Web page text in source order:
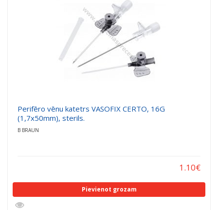
Perifēro vēnu katetrs VASOFIX CERTO, 16G
(1,7x50mm), sterils.
B BRAUN
1.10€
Pievienot grozam